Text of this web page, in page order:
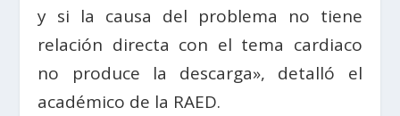
y si la causa del problema no tiene
relación directa con el tema cardiaco
no produce la descarga», detalló el
académico de la RAED.